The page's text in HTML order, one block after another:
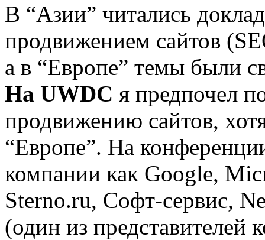
В “Азии” читались
продвижением сайтов
а в “Европе” темы были
На UWDC я предпочел
продвижению сайтов,
“Европе”. На
компании как Google,
Sterno.ru, Софт-сервис,
(один из представителей